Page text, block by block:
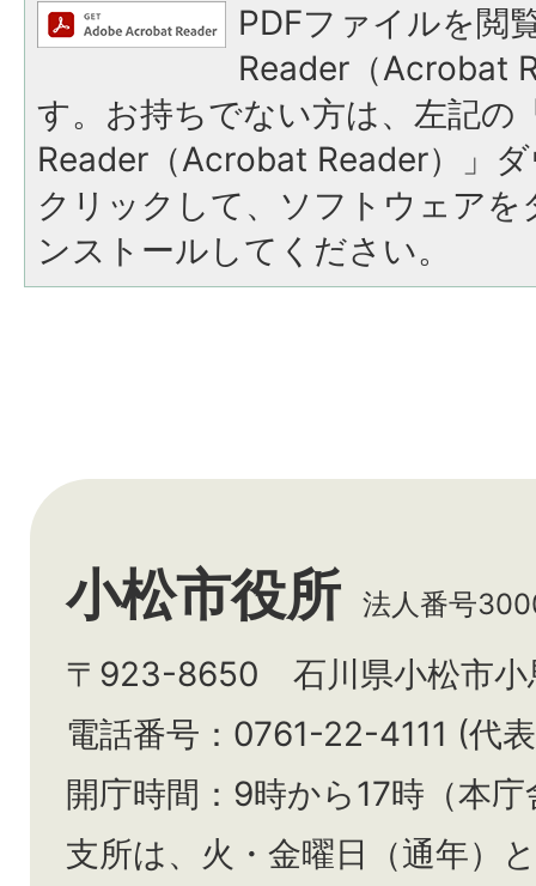
PDFファイルを閲
Reader（Acrobat
す。お持ちでない方は、左記の
Reader（Acrobat Reader）」
クリックして、ソフトウェア
ンストールしてください。
小松市役所 法人番号
〒923-8650 石川県小松市小
電話番号：0761-22-4111 (代
開庁時間：9時から17時（本
支所は、火・金曜日（通年）と